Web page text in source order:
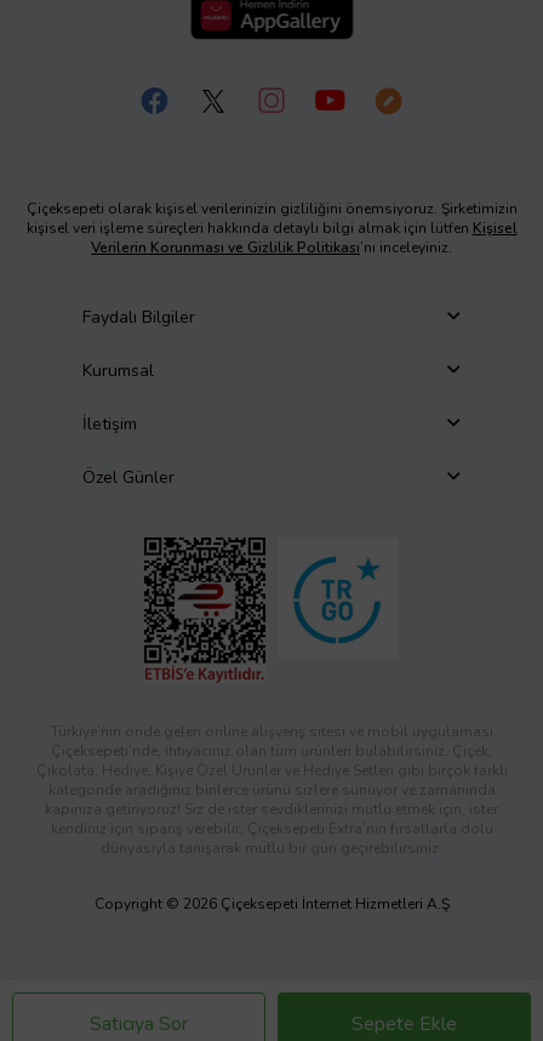
Satıcıya Sor Sepete Ekle
Çiçeksepeti olarak kişisel verilerinizin gizliliğini önemsiyoruz. Şirketimizin
kişisel veri işleme süreçleri hakkında detaylı bilgi almak için lütfen Kişisel
Verilerin Korunması ve Gizlilik Politikası’nı inceleyiniz.
Faydalı Bilgiler
Kurumsal
İletişim
Özel Günler
Türkiye’nin önde gelen online alışveriş sitesi ve mobil uygulaması
Çiçeksepeti’nde, ihtiyacınız olan tüm ürünleri bulabilirsiniz. Çiçek,
Çikolata, Hediye, Kişiye Özel Ürünler ve Hediye Setleri gibi birçok farklı
kategoride aradığınız binlerce ürünü sizlere sunuyor ve zamanında
kapınıza getiriyoruz! Siz de ister sevdiklerinizi mutlu etmek için, ister
kendiniz için sipariş verebilir; Çiçeksepeti Extra’nın fırsatlarla dolu
dünyasıyla tanışarak mutlu bir gün geçirebilirsiniz.
Copyright © 2026 Çiçeksepeti İnternet Hizmetleri A.Ş